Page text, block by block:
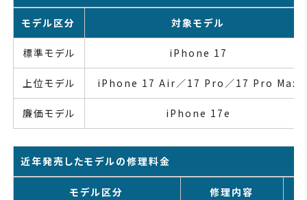
モデル区分 対象モデル
標準モデル iPhone 17
上位モデル iPhone 17 Air／17 Pro／17 Pro Max
廉価モデル iPhone 17e
近年発売したモデルの修理料金
モデル区分 修理内容